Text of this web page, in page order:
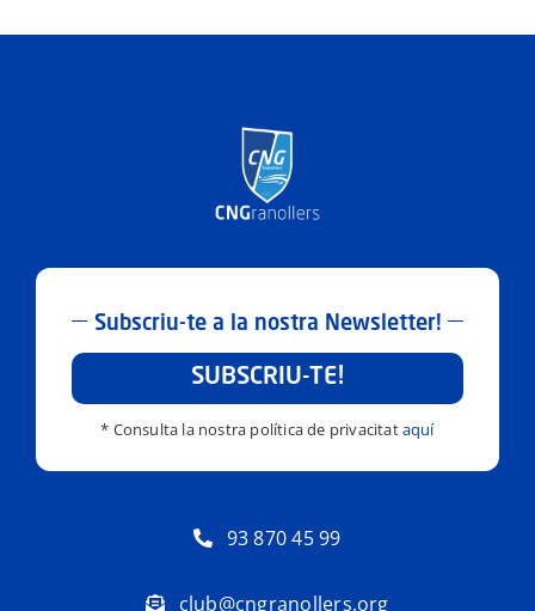
Subscriu-te a la nostra Newsletter!
SUBSCRIU-TE!
* Consulta la nostra política de privacitataquí
93 870 45 99
club@cngranollers.org